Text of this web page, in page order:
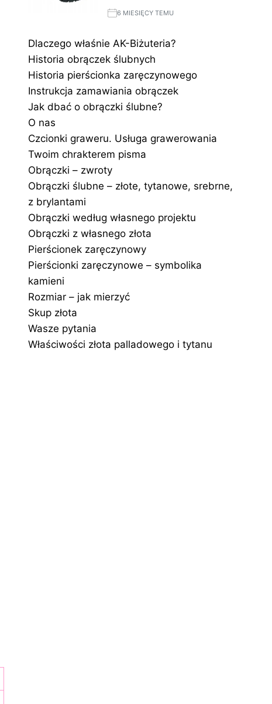
6 MIESIĘCY TEMU
Dlaczego właśnie AK-Biżuteria?
Historia obrączek ślubnych
Historia pierścionka zaręczynowego
Instrukcja zamawiania obrączek
Jak dbać o obrączki ślubne?
O nas
Czcionki graweru. Usługa grawerowania
Twoim chrakterem pisma
Obrączki – zwroty
Obrączki ślubne – złote, tytanowe, srebrne,
z brylantami
Obrączki według własnego projektu
Obrączki z własnego złota
Pierścionek zaręczynowy
Pierścionki zaręczynowe – symbolika
kamieni
Rozmiar – jak mierzyć
Skup złota
Wasze pytania
Właściwości złota palladowego i tytanu